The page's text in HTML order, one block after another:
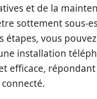
et de la
sottement sous-
étapes, vous
installation
efficace,
connecté.